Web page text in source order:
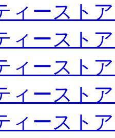
ィースト
ィースト
ィースト
ィースト
ィースト